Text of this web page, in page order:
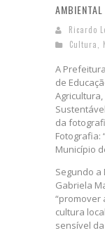
Ricardo
Cultura
A
de
da
Fotografia:
Município
Segundo a
Gabriela
“promover
cultura
sensível